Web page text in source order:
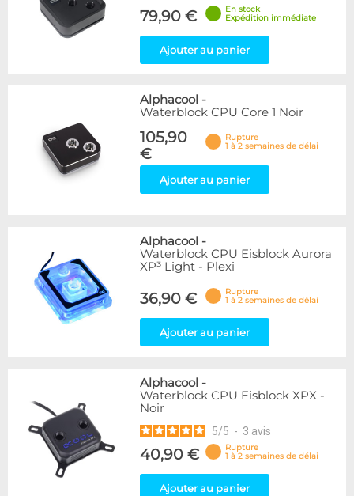
79,90 €
En stock
Expédition immédiate
Ajouter au panier
Alphacool -
Waterblock CPU Core 1 Noir
105,90
€
Rupture
1 à 2 semaines de délai
Ajouter au panier
Alphacool -
Waterblock CPU Eisblock Aurora
XP³ Light - Plexi
36,90 €
Rupture
1 à 2 semaines de délai
Ajouter au panier
Alphacool -
Waterblock CPU Eisblock XPX -
Noir
5/5 - 3 avis
40,90 €
Rupture
1 à 2 semaines de délai
Ajouter au panier